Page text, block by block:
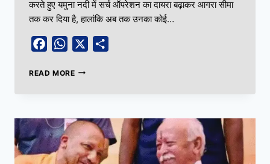
करते हुए यमुना नदी में सर्च ऑपरेशन का दायरा बढ़ाकर आगरा सीमा
तक कर दिया है, हालांकि अब तक उनका कोई…
FacebookWhatsApp
READ MORE